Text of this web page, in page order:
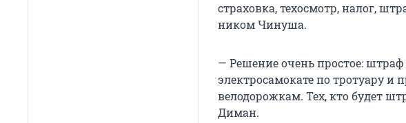
страховка, техосмотр, налог,
ником Чинуша.
— Решение очень простое:
электросамокате по тротуару и
велодорожкам. Тех, кто будет
Диман.